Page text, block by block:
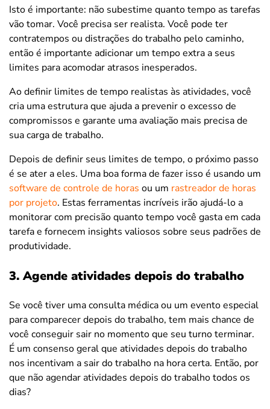
Isto é importante: não subestime quanto tempo as tarefas
vão tomar. Você precisa ser realista. Você pode ter
contratempos ou distrações do trabalho pelo caminho,
então é importante adicionar um tempo extra a seus
limites para acomodar atrasos inesperados.
Ao definir limites de tempo realistas às atividades, você
cria uma estrutura que ajuda a prevenir o excesso de
compromissos e garante uma avaliação mais precisa de
sua carga de trabalho.
Depois de definir seus limites de tempo, o próximo passo
é se ater a eles. Uma boa forma de fazer isso é usando um
software de controle de horas ou um rastreador de horas
por projeto. Estas ferramentas incríveis irão ajudá-lo a
monitorar com precisão quanto tempo você gasta em cada
tarefa e fornecem insights valiosos sobre seus padrões de
produtividade.
3. Agende atividades depois do trabalho
Se você tiver uma consulta médica ou um evento especial
para comparecer depois do trabalho, tem mais chance de
você conseguir sair no momento que seu turno terminar.
É um consenso geral que atividades depois do trabalho
nos incentivam a sair do trabalho na hora certa. Então, por
que não agendar atividades depois do trabalho todos os
dias?